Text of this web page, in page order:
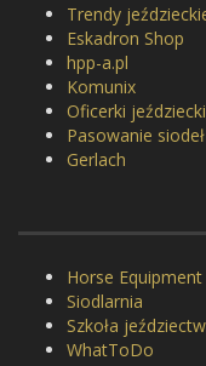
Trendy
Eskadron Shop
hpp-a.pl
Komunix
Oficerki
Pasowanie siodeł
Gerlach
Horse Equipment
Siodlarnia
Szkoła
WhatToDo